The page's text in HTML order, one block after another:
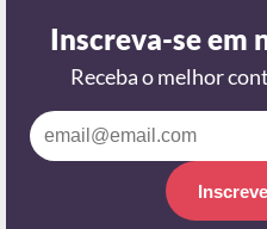
Inscreva-se em
Receba o melhor